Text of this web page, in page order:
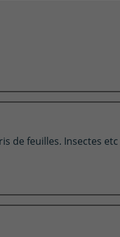
de feuilles. Insectes etc